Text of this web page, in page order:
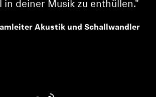
in deiner Musik zu enthüllen."
Akustik und Schallwandler